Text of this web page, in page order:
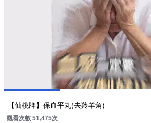
【仙桃牌】保血平丸(去羚羊角)
觀看次數 51,475次